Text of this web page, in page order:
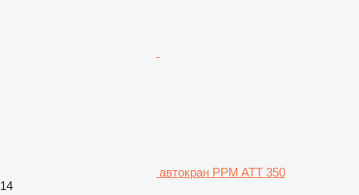
автокран PPM ATT 350
14